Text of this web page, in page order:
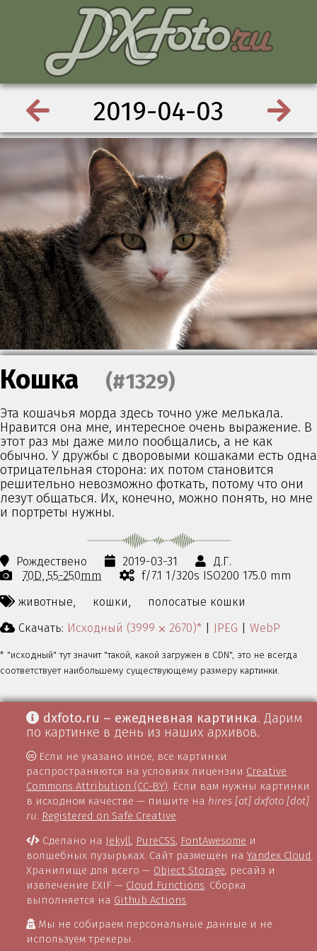
2019-04-03
Кошка (#1329)
Эта кошачья морда здесь точно уже мелькала.
Нравится она мне, интересное очень выражение. В
этот раз мы даже мило пообщались, а не как
обычно. У дружбы с дворовыми кошаками есть одна
отрицательная сторона: их потом становится
решительно невозможно фоткать, потому что они
лезут общаться. Их, конечно, можно понять, но мне
и портреты нужны.
Рождествено 2019-03-31
Д.Г.
70D 55-250mm
f/7.1 1/320s ISO200 175.0 mm
животные,
кошки,
полосатые кошки
Скачать: Исходный (3999 ⨉ 2670)* | JPEG | WebP
* "исходный" тут значит "такой, какой загружен в CDN", это не всегда
соответствует наибольшему существующему размеру картинки.
dxfoto.ru – ежедневная картинка. Дарим
по картинке в день из наших архивов.
Если не указано иное, все картинки
распространяются на условиях лицензии Creative
Commons Attribution (CC-BY). Если вам нужны картинки
в исходном качестве — пишите на hires [at] dxfoto [dot]
ru. Registered on Safe Creative
Сделано на Jekyll, PureCSS, FontAwesome и
волшебных пузырьках. Сайт размещён наYandex Cloud
Хранилище для всего — Object Storage, ресайз и
извлечение EXIF — Cloud Functions . Сборка
выполняется на Github Actions
Мы не собираем персональные данные и не
используем трекеры.